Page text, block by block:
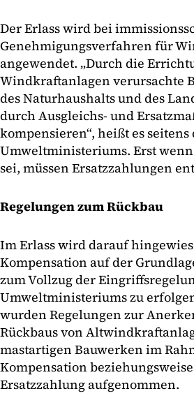
Der Erlass wird bei
Genehmigungsverfahren für
angewendet. „Durch die
Windkraftanlagen verursachte
des Naturhaushalts und des
durch Ausgleichs- und
kompensieren“, heißt es seitens
Umweltministeriums. Erst
sei, müssen Ersatzzahlungen
Regelungen zum Rückbau
Im Erlass wird darauf
Kompensation auf der
zum Vollzug der
Umweltministeriums zu
wurden Regelungen zur
Rückbaus von
mastartigen Bauwerken im
Kompensation
Ersatzzahlung aufgenommen.